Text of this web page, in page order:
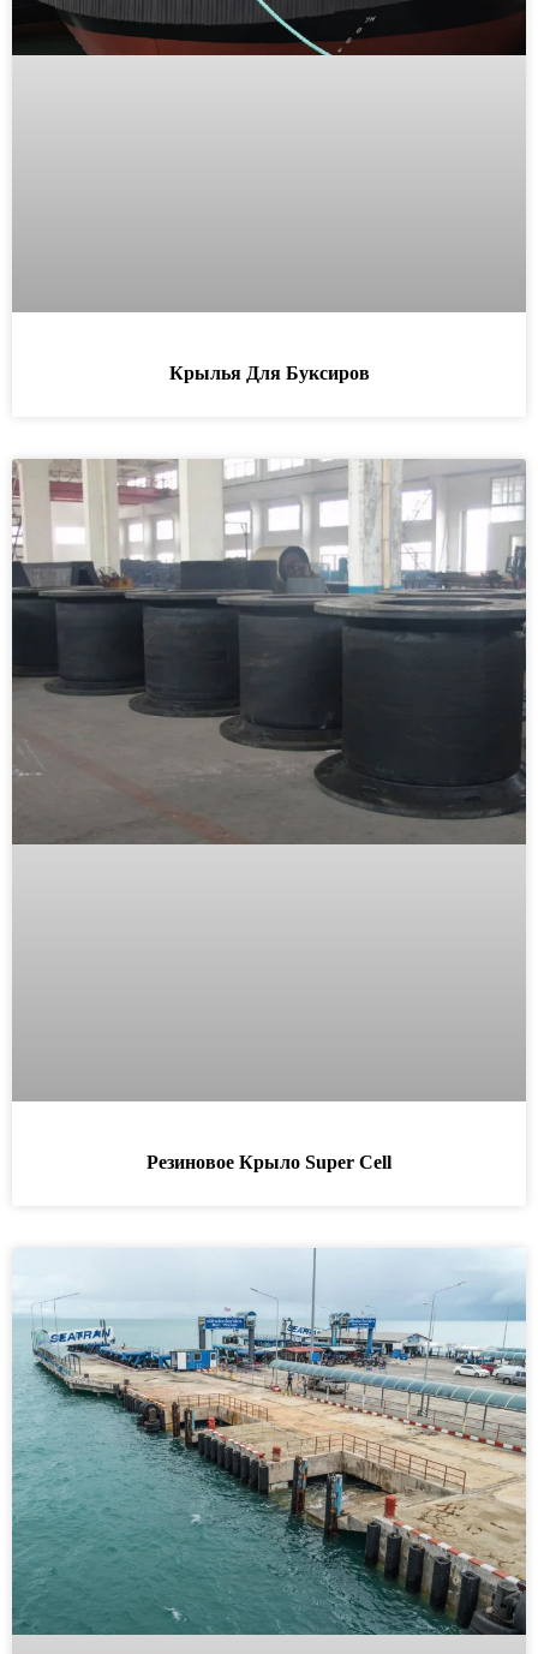
Крылья Для Буксиров
Резиновое Крыло Super Cell